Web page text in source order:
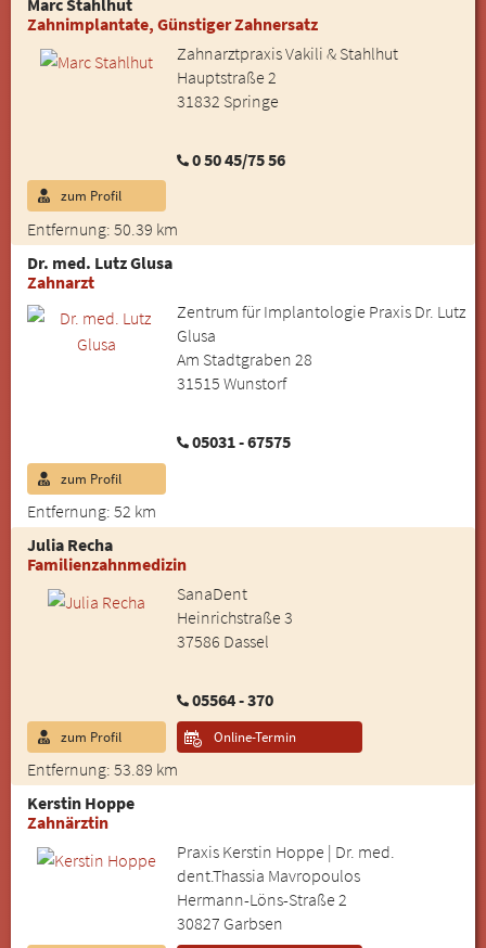
Zahnimplantate, Günstiger Zahnersatz
Zahnarztpraxis Vakili & Stahlhut
Hauptstraße 2
31832 Springe
0 50 45/75 56
Entfernung: 50.39 km
zum Profil
Dr. med. Lutz Glusa
Zahnarzt
Zentrum für Implantologie Praxis Dr. Lutz
Glusa
Am Stadtgraben 28
31515 Wunstorf
05031 - 67575
Entfernung: 52 km
zum Profil
Julia Recha
Familienzahnmedizin
SanaDent
Heinrichstraße 3
37586 Dassel
05564 - 370
Entfernung: 53.89 km
zum Profil Online-Termin
Kerstin Hoppe
Zahnärztin
Praxis Kerstin Hoppe | Dr. med.
dent.Thassia Mavropoulos
Hermann-Löns-Straße 2
30827 Garbsen